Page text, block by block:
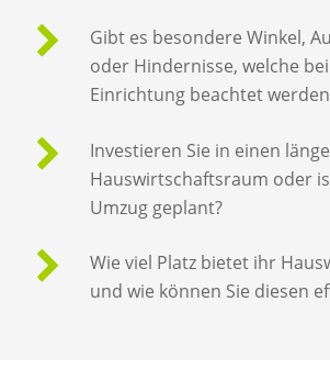
Gibt es besondere Winkel,
oder Hindernisse, welche
Einrichtung beachtet
Investieren Sie in einen
Hauswirtschaftsraum oder
Umzug geplant?
Wie viel Platz bietet ihr
und wie können Sie diesen